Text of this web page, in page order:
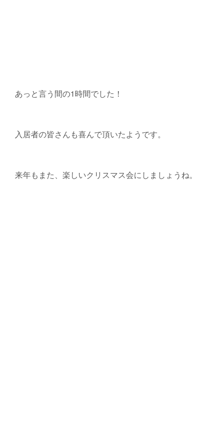
あっと言う間の1時間でした！
入居者の皆さんも喜んで頂いたようです。
来年もまた、楽しいクリスマス会にしましょうね。